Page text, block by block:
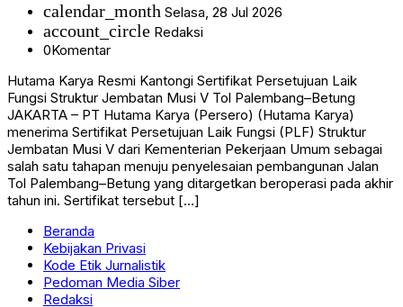
calendar_month Selasa, 28 Jul 2026
account_circle Redaksi
0Komentar
Hutama Karya Resmi Kantongi Sertifikat Persetujuan Laik
Fungsi Struktur Jembatan Musi V Tol Palembang–Betung
JAKARTA – PT Hutama Karya (Persero) (Hutama Karya)
menerima Sertifikat Persetujuan Laik Fungsi (PLF) Struktur
Jembatan Musi V dari Kementerian Pekerjaan Umum sebagai
salah satu tahapan menuju penyelesaian pembangunan Jalan
Tol Palembang–Betung yang ditargetkan beroperasi pada akhir
tahun ini. Sertifikat tersebut […]
Beranda
Kebijakan Privasi
Kode Etik Jurnalistik
Pedoman Media Siber
Redaksi